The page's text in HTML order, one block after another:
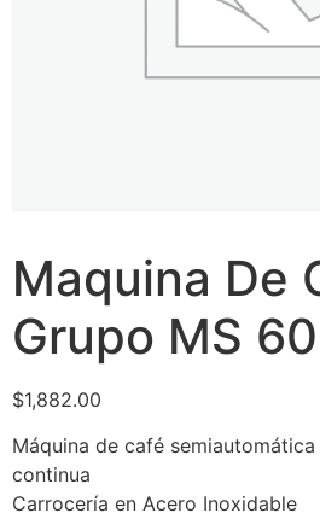
Maquina De
Grupo MS 60
$1,882.00
Máquina de café
continua
Carrocería en Acero Inoxidable